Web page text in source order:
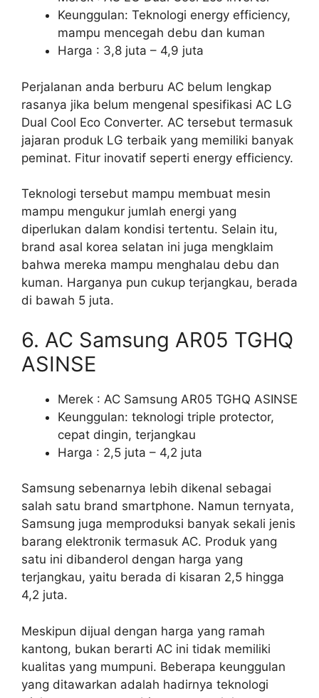
Keunggulan: Teknologi energy efficiency,
mampu mencegah debu dan kuman
Harga : 3,8 juta – 4,9 juta
Perjalanan anda berburu AC belum lengkap
rasanya jika belum mengenal spesifikasi AC LG
Dual Cool Eco Converter. AC tersebut termasuk
jajaran produk LG terbaik yang memiliki banyak
peminat. Fitur inovatif seperti energy efficiency.
Teknologi tersebut mampu membuat mesin
mampu mengukur jumlah energi yang
diperlukan dalam kondisi tertentu. Selain itu,
brand asal korea selatan ini juga mengklaim
bahwa mereka mampu menghalau debu dan
kuman. Harganya pun cukup terjangkau, berada
di bawah 5 juta.
6. AC Samsung AR05 TGHQ
ASINSE
Merek : AC Samsung AR05 TGHQ ASINSE
Keunggulan: teknologi triple protector,
cepat dingin, terjangkau
Harga : 2,5 juta – 4,2 juta
Samsung sebenarnya lebih dikenal sebagai
salah satu brand smartphone. Namun ternyata,
Samsung juga memproduksi banyak sekali jenis
barang elektronik termasuk AC. Produk yang
satu ini dibanderol dengan harga yang
terjangkau, yaitu berada di kisaran 2,5 hingga
4,2 juta.
Meskipun dijual dengan harga yang ramah
kantong, bukan berarti AC ini tidak memiliki
kualitas yang mumpuni. Beberapa keunggulan
yang ditawarkan adalah hadirnya teknologi